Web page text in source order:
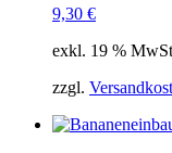
9,30 €
exkl. 19 %
zzgl.